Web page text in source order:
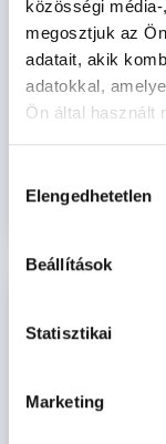
közösségi
megosztjuk az
adatait, akik
adatokkal,
Ön által használt
kiválasztása
Elengedhetetlen
Beállítások
Statisztikai
Marketing
2024.02.10.
ismét terjed
Tovább